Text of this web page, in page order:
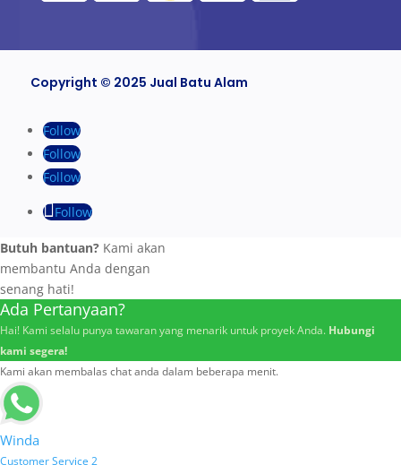
Copyright © 2025 Jual Batu Alam
Follow
Follow
Follow
Follow
Butuh bantuan? Kami akan
membantu Anda dengan
senang hati!
Ada Pertanyaan?
Hai! Kami selalu punya tawaran yang menarik untuk proyek Anda. Hubungi
kami segera!
Kami akan membalas chat anda dalam beberapa menit.
Winda
Customer Service 2